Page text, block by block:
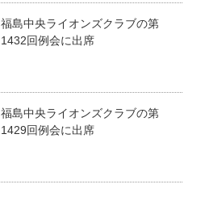
福島中央ライオンズクラブの第
1432回例会に出席
福島中央ライオンズクラブの第
1429回例会に出席